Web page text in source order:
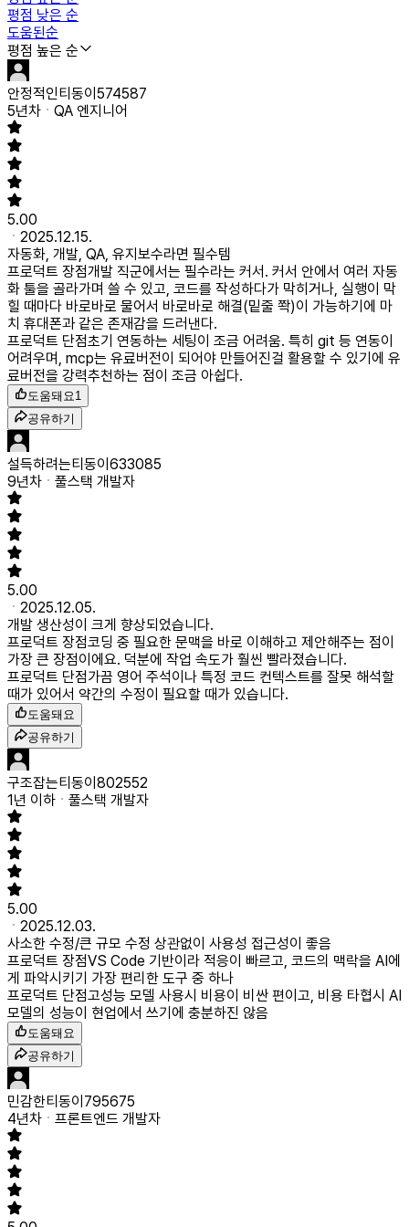
평점 낮은 순
도움된순
평점 높은 순
안정적인티동이574587
5년차
QA 엔지니어
5.00
2025.12.15.
자동화, 개발, QA, 유지보수라면 필수템
프로덕트 장점개발 직군에서는 필수라는 커서. 커서 안에서 여러 자동
화 툴을 골라가며 쓸 수 있고, 코드를 작성하다가 막히거나, 실행이 막
힐 때마다 바로바로 물어서 바로바로 해결(밑줄 쫙)이 가능하기에 마
치 휴대폰과 같은 존재감을 드러낸다.
프로덕트 단점초기 연동하는 세팅이 조금 어려움. 특히 git 등 연동이
어려우며, mcp는 유료버전이 되어야 만들어진걸 활용할 수 있기에 유
료버전을 강력추천하는 점이 조금 아쉽다.
도움돼요1
공유하기
설득하려는티동이633085
9년차
풀스택 개발자
5.00
2025.12.05.
개발 생산성이 크게 향상되었습니다.
프로덕트 장점코딩 중 필요한 문맥을 바로 이해하고 제안해주는 점이
가장 큰 장점이에요. 덕분에 작업 속도가 훨씬 빨라졌습니다.
프로덕트 단점가끔 영어 주석이나 특정 코드 컨텍스트를 잘못 해석할
때가 있어서 약간의 수정이 필요할 때가 있습니다.
도움돼요
공유하기
구조잡는티동이802552
1년 이하
풀스택 개발자
5.00
2025.12.03.
사소한 수정/큰 규모 수정 상관없이 사용성 접근성이 좋음
프로덕트 장점VS Code 기반이라 적응이 빠르고, 코드의 맥락을 AI에
게 파악시키기 가장 편리한 도구 중 하나
프로덕트 단점고성능 모델 사용시 비용이 비싼 편이고, 비용 타협시 AI
모델의 성능이 현업에서 쓰기에 충분하진 않음
도움돼요
공유하기
민감한티동이795675
4년차
프론트엔드 개발자